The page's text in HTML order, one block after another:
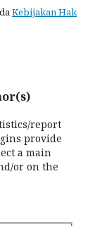
Kebijakan Hak
report
provide
a main
or on the